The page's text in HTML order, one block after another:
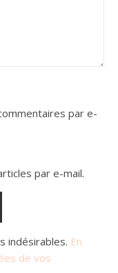
par e-
par e-mail.
indésirables. En
de vos